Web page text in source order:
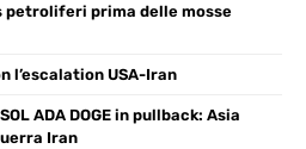
petroliferi prima delle mosse
l’escalation USA-Iran
ADA DOGE in pullback: Asia
Iran